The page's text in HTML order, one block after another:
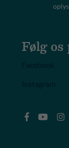
Følg os